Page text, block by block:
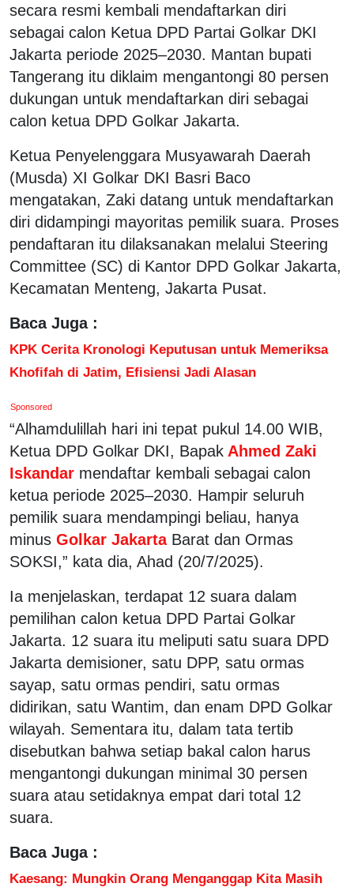
secara resmi kembali mendaftarkan diri
sebagai calon Ketua DPD Partai Golkar DKI
Jakarta periode 2025–2030. Mantan bupati
Tangerang itu diklaim mengantongi 80 persen
dukungan untuk mendaftarkan diri sebagai
calon ketua DPD Golkar Jakarta.
Ketua Penyelenggara Musyawarah Daerah
(Musda) XI Golkar DKI Basri Baco
mengatakan, Zaki datang untuk mendaftarkan
diri didampingi mayoritas pemilik suara. Proses
pendaftaran itu dilaksanakan melalui Steering
Committee (SC) di Kantor DPD Golkar Jakarta,
Kecamatan Menteng, Jakarta Pusat.
Baca Juga :
KPK Cerita Kronologi Keputusan untuk Memeriksa
Khofifah di Jatim, Efisiensi Jadi Alasan
Sponsored
“Alhamdulillah hari ini tepat pukul 14.00 WIB,
Ketua DPD Golkar DKI, Bapak Ahmed Zaki
Iskandar mendaftar kembali sebagai calon
ketua periode 2025–2030. Hampir seluruh
pemilik suara mendampingi beliau, hanya
minus Golkar Jakarta Barat dan Ormas
SOKSI,” kata dia, Ahad (20/7/2025).
Ia menjelaskan, terdapat 12 suara dalam
pemilihan calon ketua DPD Partai Golkar
Jakarta. 12 suara itu meliputi satu suara DPD
Jakarta demisioner, satu DPP, satu ormas
sayap, satu ormas pendiri, satu ormas
didirikan, satu Wantim, dan enam DPD Golkar
wilayah. Sementara itu, dalam tata tertib
disebutkan bahwa setiap bakal calon harus
mengantongi dukungan minimal 30 persen
suara atau setidaknya empat dari total 12
suara.
Baca Juga :
Kaesang: Mungkin Orang Menganggap Kita Masih